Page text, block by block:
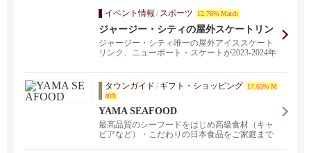
イベント情報 / スポーツ 12.76% Match
ジャージー・シティの屋外スケートリン
クが冬季オープン
ジャージー・シティ唯一の屋外アイススケート
リンク、ニューポート・スケートが2023-2024年
タウンガイド / ギフト・ショッピング
17.63% M
atch
YAMA SEAFOOD
最高品質のシーフードをはじめ高級食材（キャ
ビアなど）・こだわりの日本食品をご家庭まで